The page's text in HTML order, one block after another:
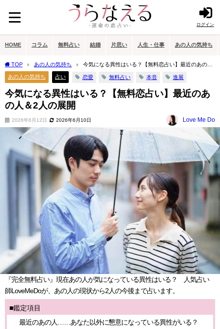
ログイン
HOME コラム 無料占い 結婚 片思い 人生・仕事 あの人の気持ち
TOP あの人の気持ち
今気になる異性はいる？【無料恋占い】最近のあの人
＆2人の展開
あの人の気持ち 占い 恋愛 無料占い 本音 進展
今気になる異性はいる？【無料恋占い】最近のあ
の人＆2人の展開
2026年6月12日 2026年6月10日 Love Me Do
『完全無料占い』現在あの人が気になっている異性はいる？ 人気占い
師LoveMeDoが、あの人の現状から2人の今後まで占います。
■鑑定項目
最近のあの人……あなた以外に懇意になっている異性がいる？